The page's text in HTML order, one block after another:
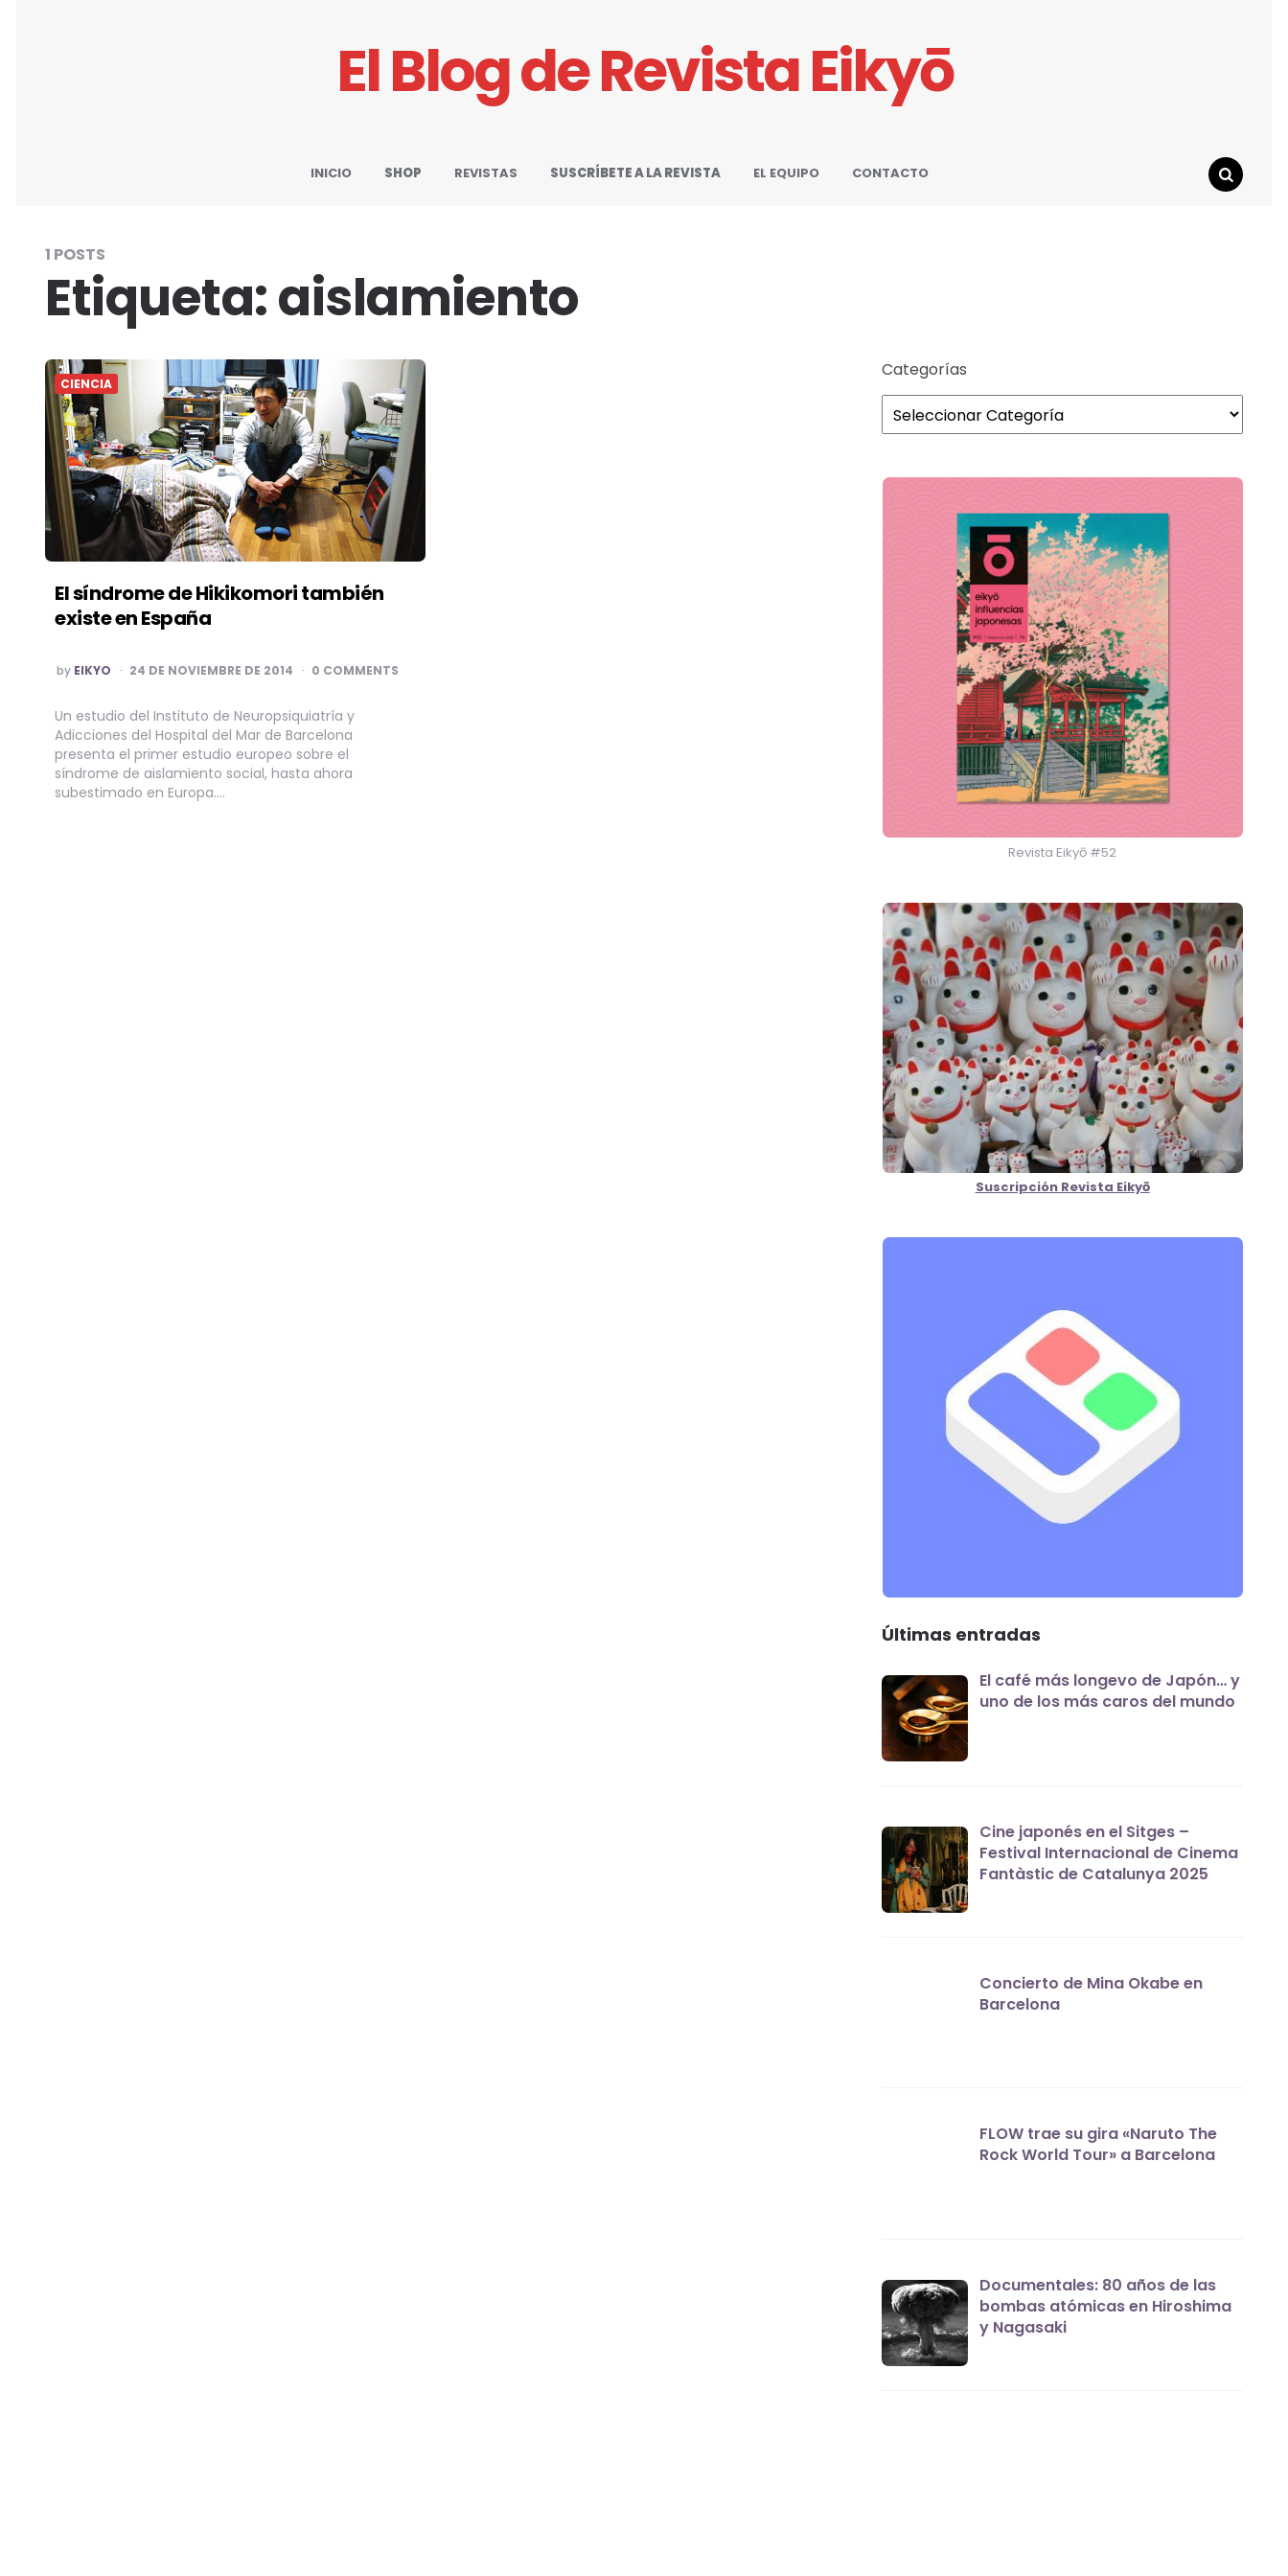
El Blog de Revista Eikyō
INICIO SHOP REVISTAS SUSCRÍBETE A LA REVISTA EL EQUIPO
CONTACTO
1 POSTS
Etiqueta:aislamiento
CIENCIA
El síndrome de Hikikomori también
existe en España
POSTED
BY
by EIKYO 24 DE NOVIEMBRE DE 2014 0 COMMENTS
Un estudio del Instituto de Neuropsiquiatría y
Adicciones del Hospital del Mar de Barcelona
presenta el primer estudio europeo sobre el
síndrome de aislamiento social, hasta ahora
subestimado en Europa….
Categorías
Revista Eikyō #52
Suscripción Revista Eikyō
Últimas entradas
El café más longevo de Japón… y
uno de los más caros del mundo
Cine japonés en el Sitges –
Festival Internacional de Cinema
Fantàstic de Catalunya 2025
Concierto de Mina Okabe en
Barcelona
FLOW trae su gira «Naruto The
Rock World Tour» a Barcelona
Documentales: 80 años de las
bombas atómicas en Hiroshima
y Nagasaki